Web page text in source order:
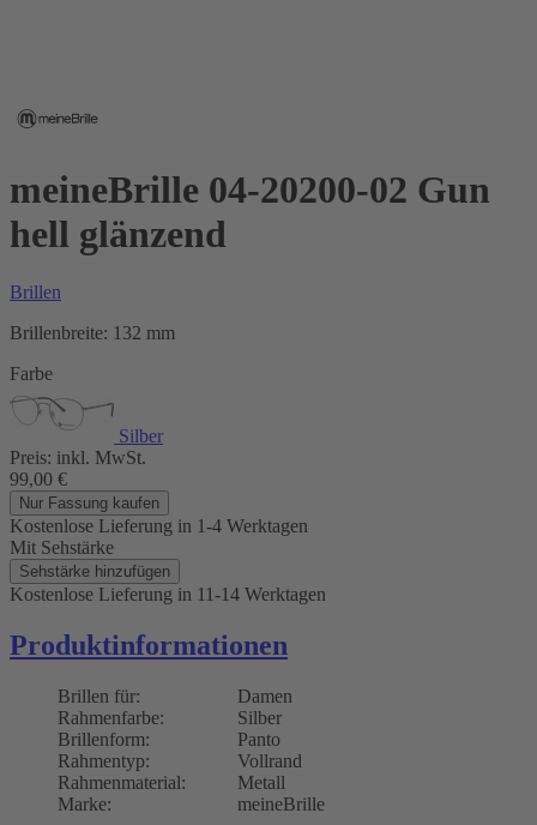
meineBrille 04-20200-02 Gun
hell glänzend
Brillen
Brillenbreite: 132 mm
Farbe
Silber
Preis: inkl. MwSt.
99,00 €
Nur Fassung kaufen
Kostenlose Lieferung in 1-4 Werktagen
Mit Sehstärke
Sehstärke hinzufügen
Kostenlose Lieferung in 11-14 Werktagen
Produktinformationen
Brillen für:
Damen
Rahmenfarbe:
Silber
Brillenform:
Panto
Rahmentyp:
Vollrand
Rahmenmaterial:
Metall
Marke:
meineBrille